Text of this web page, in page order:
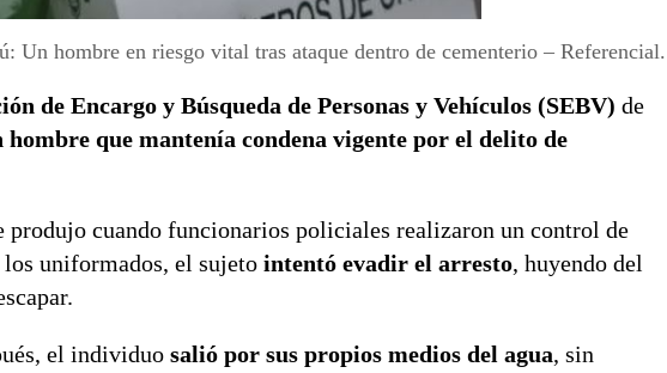
Un hombre en riesgo vital tras ataque dentro de cementerio – Referencial.
de Encargo y Búsqueda de Personas y Vehículos (SEBV) de
hombre que mantenía condena vigente por el delito de
produjo cuando funcionarios policiales realizaron un control de
uniformados, el sujeto intentó evadir el arresto, huyendo del
el individuo salió por sus propios medios del agua, sin